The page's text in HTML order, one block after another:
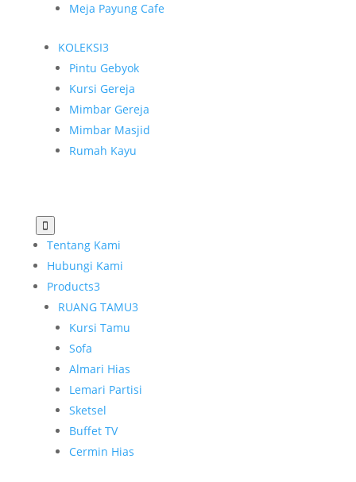
Meja Payung Cafe
KOLEKSI3
Pintu Gebyok
Kursi Gereja
Mimbar Gereja
Mimbar Masjid
Rumah Kayu

Tentang Kami
Hubungi Kami
Products3
RUANG TAMU3
Kursi Tamu
Sofa
Almari Hias
Lemari Partisi
Sketsel
Buffet TV
Cermin Hias